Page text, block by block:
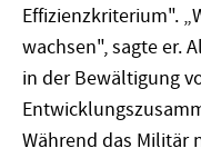
Effizienzkriterium".
wachsen", sagte er.
in der Bewältigung
Während das Militär